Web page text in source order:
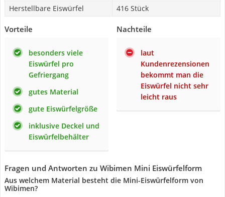
Herstellbare Eiswürfel
416 Stück
Vorteile
besonders viele
Eiswürfel pro
Gefriergang
gutes Material
gute Eiswürfelgröße
inklusive Deckel und
Eiswürfelbehälter
Nachteile
laut
Kundenrezensionen
bekommt man die
Eiswürfel nicht sehr
leicht raus
Fragen und Antworten zu Wibimen Mini Eiswürfelform
Aus welchem Material besteht die Mini-Eiswürfelform von
Wibimen?